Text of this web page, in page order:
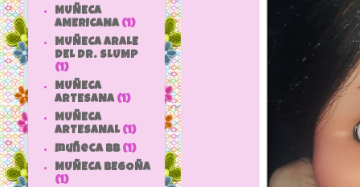
MUÑECA
AMERICANA (1)
MUÑECA ARALE
DEL DR. SLUMP
(1)
MUÑECA
ARTESANA (1)
MUÑECA
ARTESANAL (1)
muñeca bb (1)
MUÑECA BEGOÑA
(1)